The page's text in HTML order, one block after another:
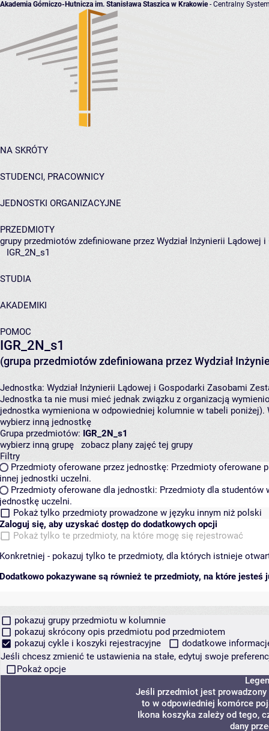
Akademia Górniczo-Hutnicza im. Stanisława Staszica w Krakowie- Centralny
NA SKRÓTY
STUDENCI, PRACOWNICY
JEDNOSTKI ORGANIZACYJNE
PRZEDMIOTY
grupy przedmiotów zdefiniowane przez Wydział Inżynierii Lądowej
IGR_2N_s1
STUDIA
AKADEMIKI
POMOC
IGR_2N_s1
(grupa przedmiotów zdefiniowana przez Wydział
Jednostka: Wydział Inżynierii Lądowej i Gospodarki Zasobami
Jednostka ta nie musi mieć jednak związku z organizacją
jednostka wymieniona w odpowiedniej kolumnie w tabeli
wybierz inną jednostkę
Grupa przedmiotów: IGR_2N_s1
wybierz inną grupę
zobacz plany zajęć tej grupy
Filtry
Przedmioty oferowane przez jednostkę: Przedmioty oferowane
innej jednostki uczelni.
Przedmioty oferowane dla jednostki: Przedmioty dla studentów
jednostkę uczelni.
Pokaż tylko przedmioty prowadzone w języku innym niż polski
Zaloguj się, aby uzyskać dostęp do dodatkowych opcji
Pokaż tylko te przedmioty, na które mogę się rejestrować
Konkretniej - pokazuj tylko te przedmioty, dla których istnieje
Dodatkowo pokazywane są również te przedmioty, na które jesteś
pokazuj grupy przedmiotu w kolumnie
pokazuj skrócony opis przedmiotu pod przedmiotem
pokazuj cykle i koszyki rejestracyjne
dodatkowe
Jeśli chcesz zmienić te ustawienia na stałe, edytuj swoje
Pokaż opcje
Jeśli przedmiot jest prowadzony
to w odpowiedniej komórce
Ikona koszyka zależy od tego,
dany